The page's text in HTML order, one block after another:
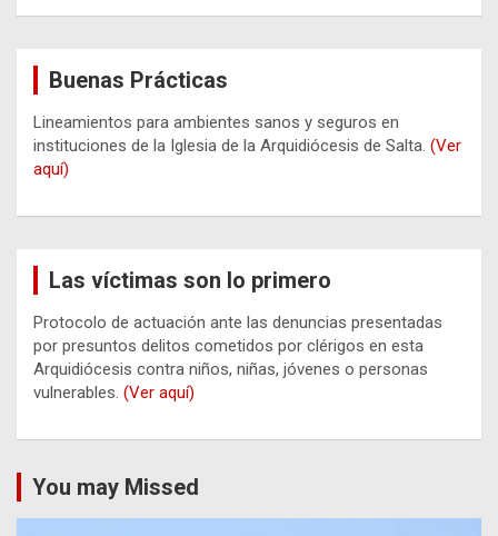
Buenas Prácticas
Lineamientos para ambientes sanos y seguros en
instituciones de la Iglesia de la Arquidiócesis de Salta. (Ver
aquí)
Las víctimas son lo primero
Protocolo de actuación ante las denuncias presentadas
por presuntos delitos cometidos por clérigos en esta
Arquidiócesis contra niños, niñas, jóvenes o personas
vulnerables. (Ver aquí)
You may Missed